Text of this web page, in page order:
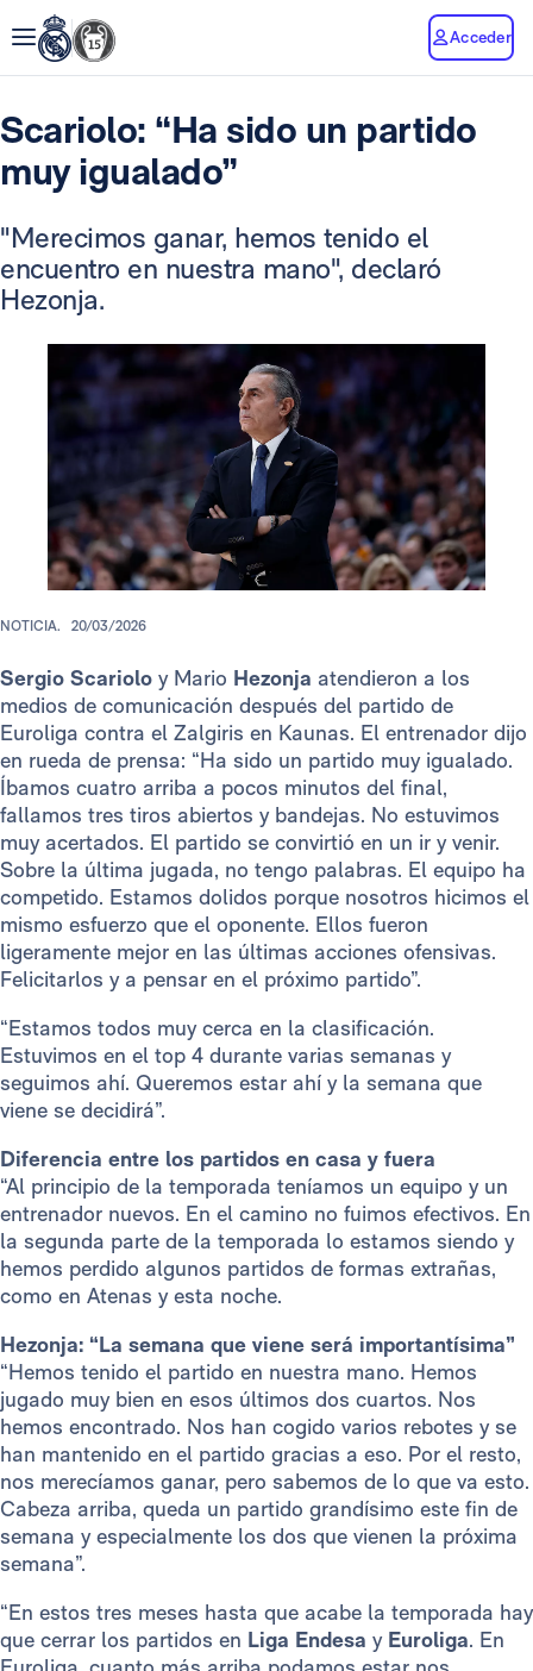
Acceder
Scariolo: “Ha sido un partido
muy igualado”
"Merecimos ganar, hemos tenido el
encuentro en nuestra mano", declaró
Hezonja.
NOTICIA. 20/03/2026
Sergio Scariolo y Mario Hezonja atendieron a los
medios de comunicación después del partido de
Euroliga contra el Zalgiris en Kaunas. El entrenador dijo
en rueda de prensa: “Ha sido un partido muy igualado.
Íbamos cuatro arriba a pocos minutos del final,
fallamos tres tiros abiertos y bandejas. No estuvimos
muy acertados. El partido se convirtió en un ir y venir.
Sobre la última jugada, no tengo palabras. El equipo ha
competido. Estamos dolidos porque nosotros hicimos el
mismo esfuerzo que el oponente. Ellos fueron
ligeramente mejor en las últimas acciones ofensivas.
Felicitarlos y a pensar en el próximo partido”.
“Estamos todos muy cerca en la clasificación.
Estuvimos en el top 4 durante varias semanas y
seguimos ahí. Queremos estar ahí y la semana que
viene se decidirá”.
Diferencia entre los partidos en casa y fuera
“Al principio de la temporada teníamos un equipo y un
entrenador nuevos. En el camino no fuimos efectivos. En
la segunda parte de la temporada lo estamos siendo y
hemos perdido algunos partidos de formas extrañas,
como en Atenas y esta noche.
Hezonja: “La semana que viene será importantísima”
“Hemos tenido el partido en nuestra mano. Hemos
jugado muy bien en esos últimos dos cuartos. Nos
hemos encontrado. Nos han cogido varios rebotes y se
han mantenido en el partido gracias a eso. Por el resto,
nos merecíamos ganar, pero sabemos de lo que va esto.
Cabeza arriba, queda un partido grandísimo este fin de
semana y especialmente los dos que vienen la próxima
semana”.
“En estos tres meses hasta que acabe la temporada hay
que cerrar los partidos en Liga Endesa y Euroliga. En